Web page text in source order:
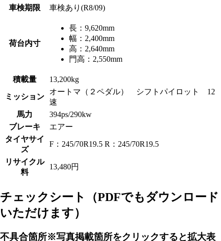
車検期限
車検あり(R8/09)
荷台内寸
長： 9,620mm
幅： 2,400mm
高： 2,640mm
門高： 2,550mm
積載量 13,200kg
ミッション
オートマ（２ペダル） シフトパイロット 12
速
馬力
394ps/290kw
ブレーキ
エアー
タイヤサイ
ズ
F：245/70R19.5 R：245/70R19.5
リサイクル
料
13,480円
チェックシート
（PDFでもダウンロード
いただけます）
不具合箇所※写真掲載箇所をクリックすると拡大表